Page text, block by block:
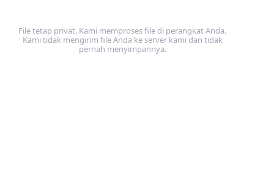
File tetap privat. Kami memproses file di perangkat Anda.
Kami tidak mengirim file Anda ke server kami dan tidak
pernah menyimpannya.